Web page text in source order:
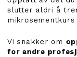
slutter aldri å
Vi snakker om
for andre